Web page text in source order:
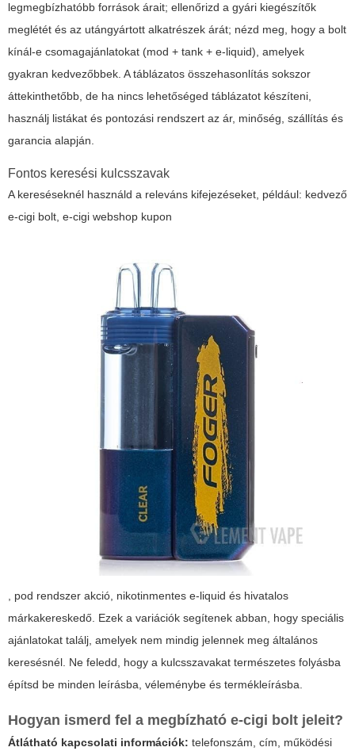
legmegbízhatóbb források árait; ellenőrizd a gyári kiegészítők
meglétét és az utángyártott alkatrészek árát; nézd meg, hogy a bolt
kínál-e csomagajánlatokat (mod + tank + e-liquid), amelyek
gyakran kedvezőbbek. A táblázatos összehasonlítás sokszor
áttekinthetőbb, de ha nincs lehetőséged táblázatot készíteni,
használj listákat és pontozási rendszert az ár, minőség, szállítás és
garancia alapján.
Fontos keresési kulcsszavak
A kereséseknél használd a releváns kifejezéseket, például: kedvező
e-cigi bolt, e-cigi webshop kupon
, pod rendszer akció, nikotinmentes e-liquid és hivatalos
márkakereskedő. Ezek a variációk segítenek abban, hogy speciális
ajánlatokat találj, amelyek nem mindig jelennek meg általános
keresésnél. Ne feledd, hogy a kulcsszavakat természetes folyásba
építsd be minden leírásba, véleménybe és termékleírásba.
Hogyan ismerd fel a megbízható e-cigi bolt jeleit?
Átlátható kapcsolati információk: telefonszám, cím, működési